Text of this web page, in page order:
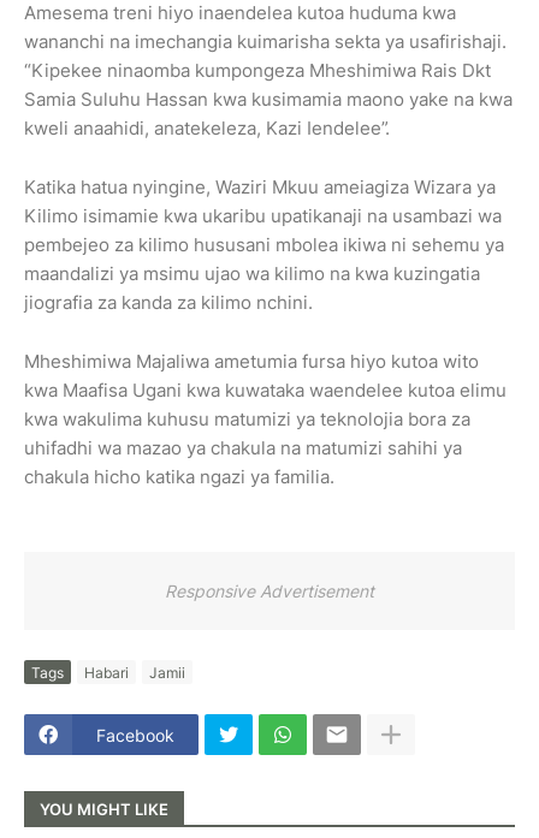
Amesema treni hiyo inaendelea kutoa huduma kwa
wananchi na imechangia kuimarisha sekta ya usafirishaji.
“Kipekee ninaomba kumpongeza Mheshimiwa Rais Dkt
Samia Suluhu Hassan kwa kusimamia maono yake na kwa
kweli anaahidi, anatekeleza, Kazi Iendelee”.
Katika hatua nyingine, Waziri Mkuu ameiagiza Wizara ya
Kilimo isimamie kwa ukaribu upatikanaji na usambazi wa
pembejeo za kilimo hususani mbolea ikiwa ni sehemu ya
maandalizi ya msimu ujao wa kilimo na kwa kuzingatia
jiografia za kanda za kilimo nchini.
Mheshimiwa Majaliwa ametumia fursa hiyo kutoa wito
kwa Maafisa Ugani kwa kuwataka waendelee kutoa elimu
kwa wakulima kuhusu matumizi ya teknolojia bora za
uhifadhi wa mazao ya chakula na matumizi sahihi ya
chakula hicho katika ngazi ya familia.
Responsive Advertisement
Tags Habari Jamii
Facebook
YOU MIGHT LIKE